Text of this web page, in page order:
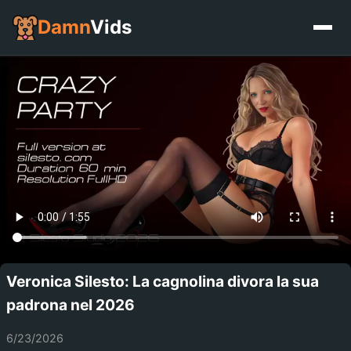
DamnVids
Veronica Silesto: La cagnolina divora la sua
padrona nel 2026
6/23/2026